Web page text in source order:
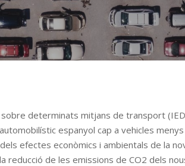
determinats mitjans de transport
espanyol cap a vehicles
efectes econòmics i ambientals de la
reducció de les emissions de CO2 dels